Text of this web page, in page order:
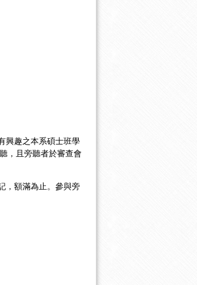
興趣之本系碩士班學
，且旁聽者於審查會
，額滿為止。參與旁